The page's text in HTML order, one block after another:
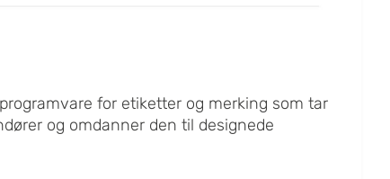
for etiketter og merking som tar
og omdanner den til designede